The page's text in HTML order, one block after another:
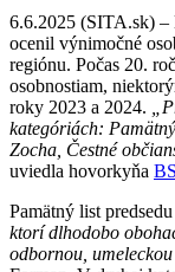
6.6.2025 (SITA.sk) –
ocenil výnimočné
regiónu. Počas 20.
osobnostiam,
roky 2023 a 2024.
kategóriách:
Zocha, Čestné
uviedla hovorkyňa
Pamätný list
ktorí dlhodobo
odbornou,